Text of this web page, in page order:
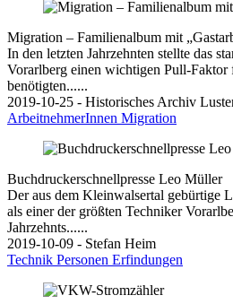
Migration – Familienalbum mit
In den letzten Jahrzehnten stellte das
Vorarlberg einen wichtigen Pull-
benötigten......
2019-10-25 - Historisches Archiv
ArbeitnehmerInnen Migration
Buchdruckerschnellpresse Leo Müller
Der aus dem Kleinwalsertal gebürtige
als einer der größten Techniker
Jahrzehnts......
2019-10-09 - Stefan Heim
Technik Personen Erfindungen